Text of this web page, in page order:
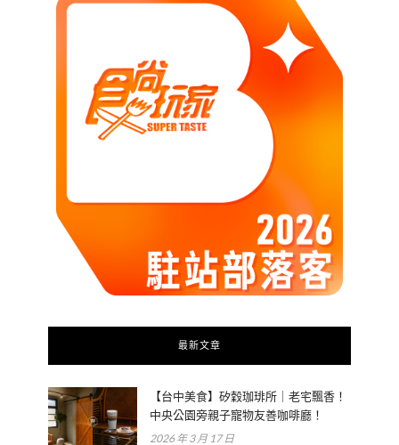
最新文章
【台中美食】矽穀珈琲所｜老宅飄香！
中央公園旁親子寵物友善咖啡廳！
2026 年 3 月 17 日